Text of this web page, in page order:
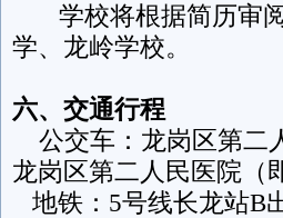
学校将根据简历审阅
学、龙岭学校。
六、交通行程
公交车：龙岗区第二
龙岗区第二人民医院（
地铁：5号线长龙站B